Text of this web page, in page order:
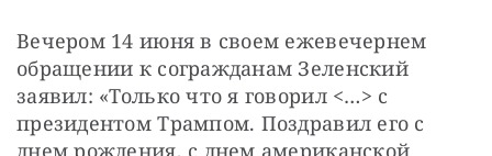
Вечером 14 июня в своем ежевечернем
обращении к согражданам Зеленский
заявил: «Только что я говорил <…> с
президентом Трампом. Поздравил его с
днем рождения, с днем американской